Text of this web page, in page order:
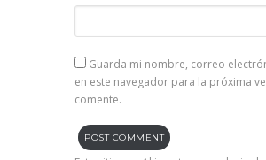
Guarda mi nombre, correo
en este navegador para la próxima
comente.